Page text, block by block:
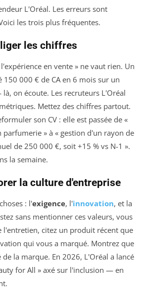
L'Oréal. Les erreurs sont
les trois plus fréquentes.
les chiffres
en vente » ne vaut rien. Un
150 000 € de CA en 6 mois sur un
on écoute. Les recruteurs L'Oréal
Mettez des chiffres partout.
son CV : elle est passée de «
parfumerie » à « gestion d'un rayon de
de 250 000 €, soit +15 % vs N-1 ».
la semaine.
la culture d'entreprise
: l'exigence, l'innovation, et la
sans mentionner ces valeurs, vous
l'entretien, citez un produit récent que
qui vous a marqué. Montrez que
la marque. En 2026, L'Oréal a lancé
for All » axé sur l'inclusion — en